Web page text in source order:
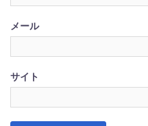
メール
サイト